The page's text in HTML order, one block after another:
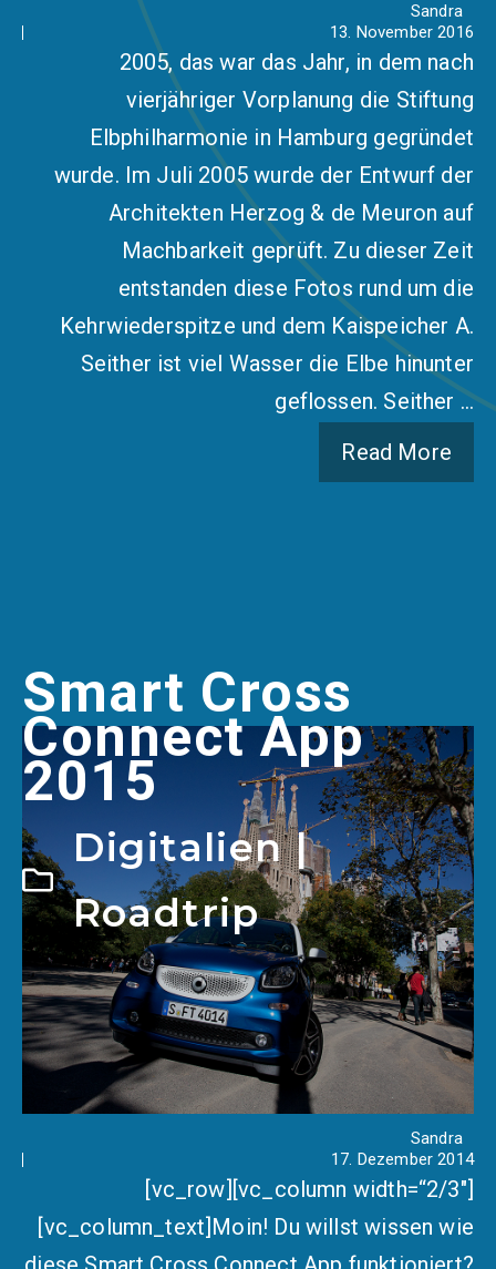
Sandra
13. November 2016
2005, das war das Jahr, in dem nach
vierjähriger Vorplanung die Stiftung
Elbphilharmonie in Hamburg gegründet
wurde. Im Juli 2005 wurde der Entwurf der
Architekten Herzog & de Meuron auf
Machbarkeit geprüft. Zu dieser Zeit
entstanden diese Fotos rund um die
Kehrwiederspitze und dem Kaispeicher A.
Seither ist viel Wasser die Elbe hinunter
geflossen. Seither …
Read More
Smart Cross
Connect App
2015
Digitalien|
Roadtrip
Sandra
17. Dezember 2014
[vc_row][vc_column width=“2/3″]
[vc_column_text]Moin! Du willst wissen wie